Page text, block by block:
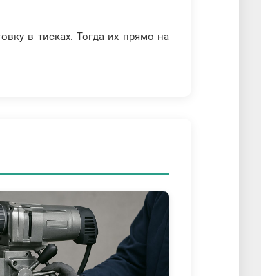
в тисках. Тогда их прямо на